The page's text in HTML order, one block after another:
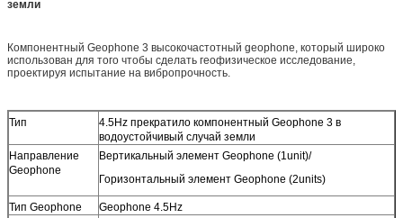
земли
Компонентный Geophone 3 высокочастотный geophone, который широко
использован для того чтобы сделать геофизическое исследование,
проектируя испытание на вибропрочность.
Тип
4.5Hz прекратило компонентный Geophone 3 в
водоустойчивый случай земли
Направление
Geophone
Вертикальный элемент Geophone (1unit)/
Горизонтальный элемент Geophone (2units)
Тип Geophone
Geophone 4.5Hz